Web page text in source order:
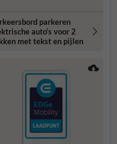
parkeren
auto's voor 2
met tekst en pijlen